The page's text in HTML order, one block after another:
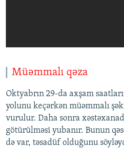
Müəmmalı qəza
Oktyabrın 29-da axşam
yolunu keçərkən müəmmalı
vurulur. Daha sonra
götürülməsi yubanır. Bunun
də var, təsadüf olduğunu